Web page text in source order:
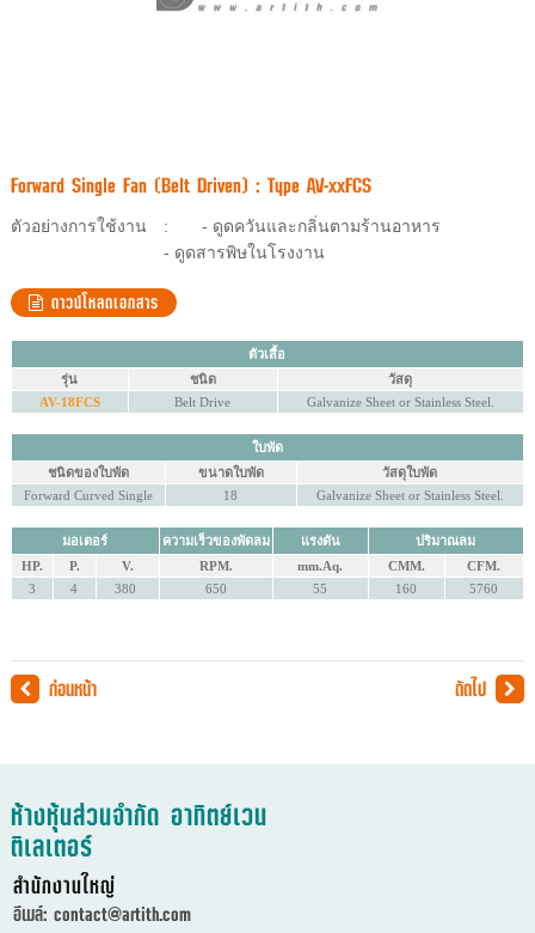
Forward Single Fan (Belt Driven) : Type AV-xxFCS
ตัวอย่างการใช้งาน :
- ดูดควันและกลิ่นตามร้านอาหาร
- ดูดสารพิษในโรงงาน
ดาวน์โหลดเอกสาร
ตัวเสื้อ
รุ่น
ชนิด
วัสดุ
AV-18FCS
Belt Drive Galvanize Sheet or Stainless Steel.
ใบพัด
ชนิดของใบพัด
ขนาดใบพัด
วัสดุใบพัด
Forward Curved Single
18 Galvanize Sheet or Stainless Steel.
มอเตอร์ ความเร็วของพัดลม แรงดัน
ปริมาณลม
HP.
P. V. RPM. mm.Aq. CMM.
CFM.
3
4 380 650 55 160 5760
ก่อนหน้า ถัดไป
ห้างหุ้นส่วนจำกัด อาทิตย์เวน
ติเลเตอร์
สำนักงานใหญ่
อีเมล์:contact@artith.com